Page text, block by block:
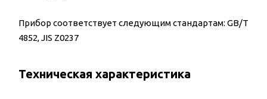
Прибор соответствует следующим стандартам: GB/T
4852, JIS Z0237
Техническая характеристика